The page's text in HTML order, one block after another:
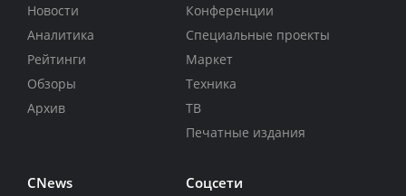
Новости
Аналитика
Рейтинги
Обзоры
Архив
Конференции
Специальные проекты
Маркет
Техника
ТВ
Печатные издания
CNews Соцсети